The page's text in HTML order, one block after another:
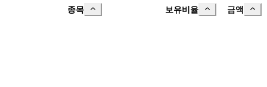
종목
보유비율 금액